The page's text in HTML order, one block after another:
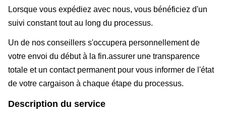
Lorsque vous expédiez avec nous, vous bénéficiez d'un
suivi constant tout au long du processus.
Un de nos conseillers s'occupera personnellement de
votre envoi du début à la fin.assurer une transparence
totale et un contact permanent pour vous informer de l'état
de votre cargaison à chaque étape du processus.
Description du service